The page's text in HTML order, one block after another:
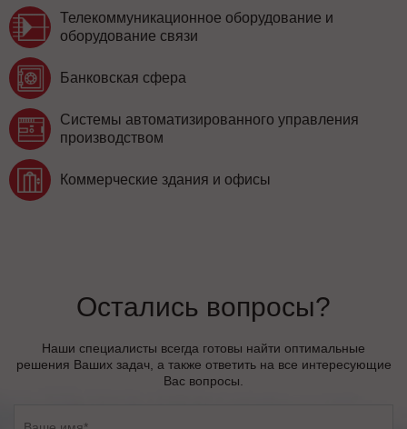
Телекоммуникационное оборудование и
оборудование связи
Банковская сфера
Системы автоматизированного управления
производством
Коммерческие здания и офисы
Остались вопросы?
Наши специалисты всегда готовы найти оптимальные
решения Ваших задач, а также ответить на все интересующие
Вас вопросы.